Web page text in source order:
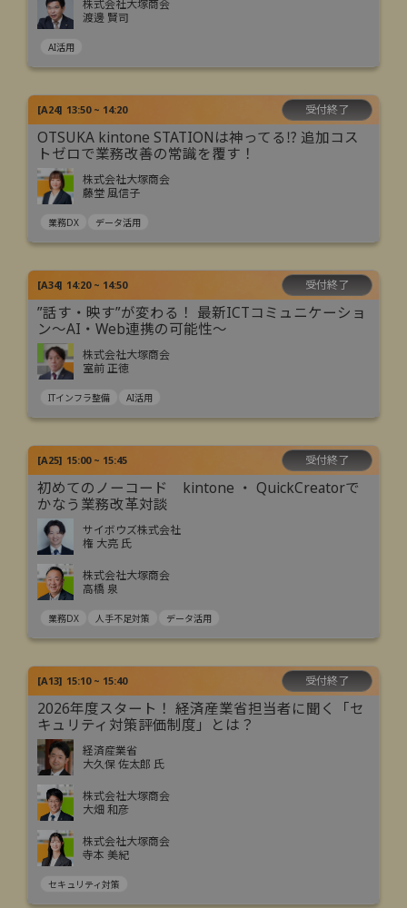
株式会社大塚商会
渡邊 賢司
AI活用
[A24] 13:50 ~ 14:20 受付終了
OTSUKA kintone STATIONは神ってる⁉ 追加コス
トゼロで業務改善の常識を覆す！
株式会社大塚商会
藤堂 風信子
業務DX データ活用
[A34] 14:20 ~ 14:50 受付終了
”話す・映す”が変わる！ 最新ICTコミュニケーショ
ン～AI・Web連携の可能性～
株式会社大塚商会
室前 正徳
ITインフラ整備 AI活用
[A25] 15:00 ~ 15:45 受付終了
初めてのノーコード kintone ・ QuickCreatorで
かなう業務改革対談
サイボウズ株式会社
権 大亮 氏
株式会社大塚商会
高橋 泉
業務DX 人手不足対策 データ活用
[A13] 15:10 ~ 15:40 受付終了
2026年度スタート！ 経済産業省担当者に聞く「セ
キュリティ対策評価制度」とは？
経済産業省
大久保 佐太郎 氏
株式会社大塚商会
大畑 和彦
株式会社大塚商会
寺本 美紀
セキュリティ対策